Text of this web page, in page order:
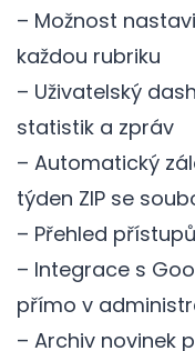
– Možnost
každou rubriku
– Uživatelský
statistik a zpráv
– Automatický
týden ZIP se
– Přehled
– Integrace s
přímo v
– Archiv novinek